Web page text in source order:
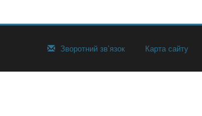
Зворотний зв’язок Карта сайту